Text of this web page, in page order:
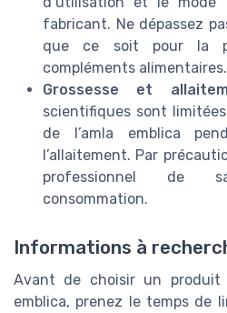
fabricant. Ne dépassez
que ce soit pour la
compléments alimentaires.
Grossesse et
scientifiques sont
de l’amla emblica
l’allaitement. Par
professionnel de
consommation.
Informations à
Avant de choisir un produit
emblica, prenez le temps de